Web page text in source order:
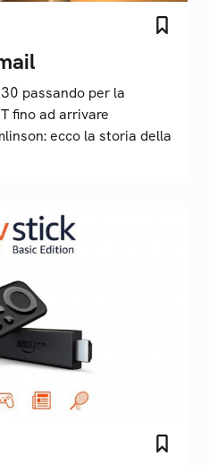
passando per la
fino ad arrivare
ecco la storia della